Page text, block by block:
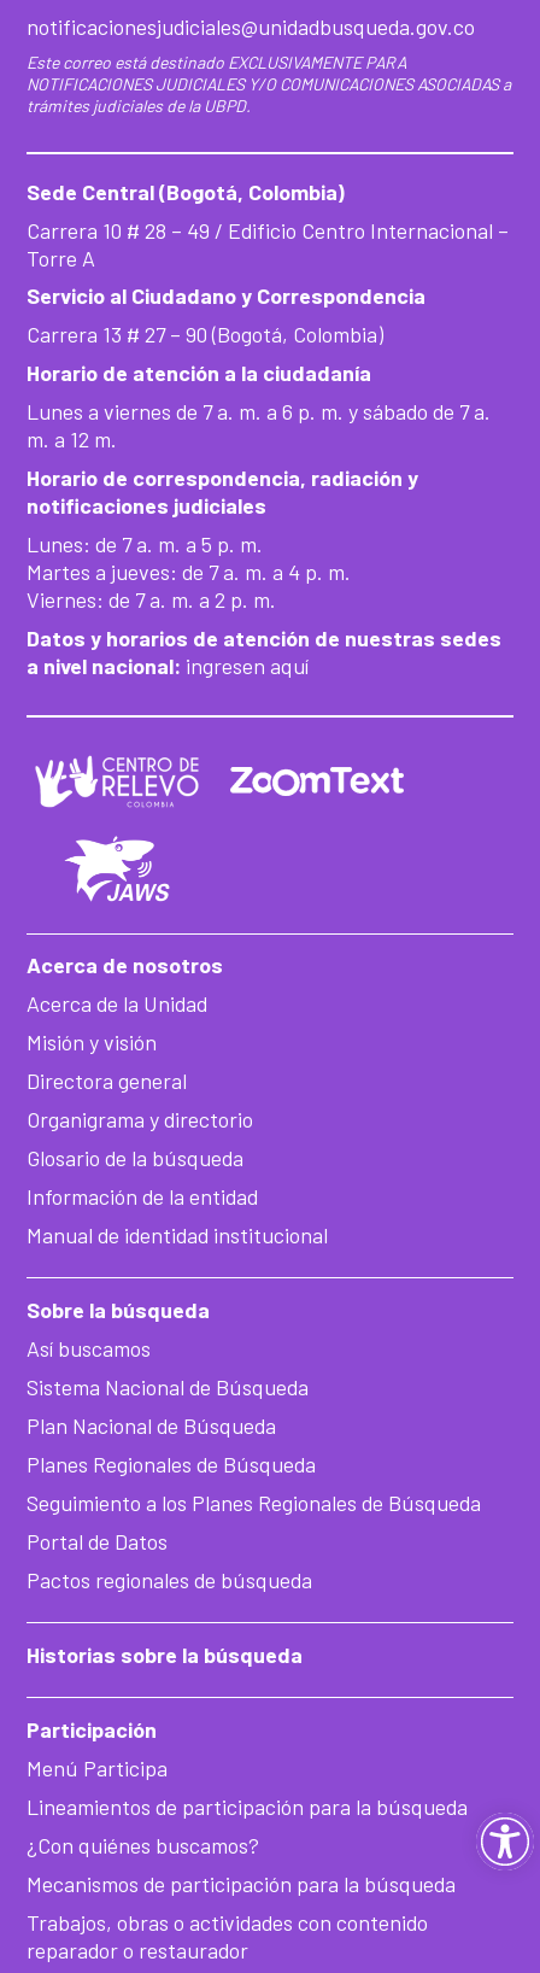
notificacionesjudiciales@unidadbusqueda.gov.co
Este correo está destinado EXCLUSIVAMENTE PARA
NOTIFICACIONES JUDICIALES Y/O COMUNICACIONES ASOCIADAS a
trámites judiciales de la UBPD.
Sede Central (Bogotá, Colombia)
Carrera 10 # 28 – 49 / Edificio Centro Internacional –
Torre A
Servicio al Ciudadano y Correspondencia
Carrera 13 # 27 – 90 (Bogotá, Colombia)
Horario de atención a la ciudadanía
Lunes a viernes de 7 a. m. a 6 p. m. y sábado de 7 a.
m. a 12 m.
Horario de correspondencia, radiación y
notificaciones judiciales
Lunes: de 7 a. m. a 5 p. m.
Martes a jueves: de 7 a. m. a 4 p. m.
Viernes: de 7 a. m. a 2 p. m.
Datos y horarios de atención de nuestras sedes
a nivel nacional: ingresen aquí
Acerca de nosotros
Acerca de la Unidad
Misión y visión
Directora general
Organigrama y directorio
Glosario de la búsqueda
Información de la entidad
Manual de identidad institucional
Sobre la búsqueda
Así buscamos
Sistema Nacional de Búsqueda
Plan Nacional de Búsqueda
Planes Regionales de Búsqueda
Seguimiento a los Planes Regionales de Búsqueda
Portal de Datos
Pactos regionales de búsqueda
Historias sobre la búsqueda
Participación
Menú Participa
Lineamientos de participación para la búsqueda
¿Con quiénes buscamos?
Mecanismos de participación para la búsqueda
Trabajos, obras o actividades con contenido
reparador o restaurador